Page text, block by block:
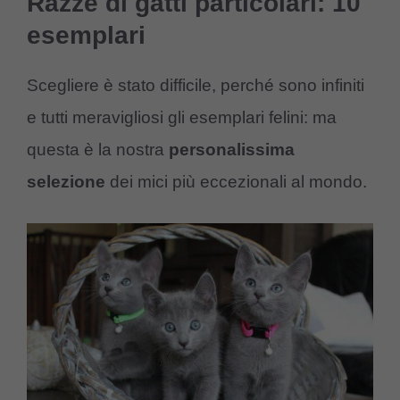
esemplari
Scegliere è stato difficile, perché sono infiniti
e tutti meravigliosi gli esemplari felini: ma
questa è la nostra personalissima
selezione dei mici più eccezionali al mondo.